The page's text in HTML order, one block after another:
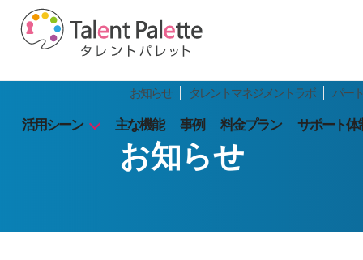
お知らせ タレントマネジメントラボ パー
活用シーン 主な機能 事例 料金プラン サポート体
お知らせ